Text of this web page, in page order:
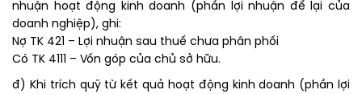
nhuận hoạt động kinh doanh (phần lợi nhuận để lại của
doanh nghiệp), ghi:
Nợ TK 421 – Lợi nhuận sau thuế chưa phân phối
Có TK 4111 – Vốn góp của chủ sở hữu.
đ) Khi trích quỹ từ kết quả hoạt động kinh doanh (phần lợi